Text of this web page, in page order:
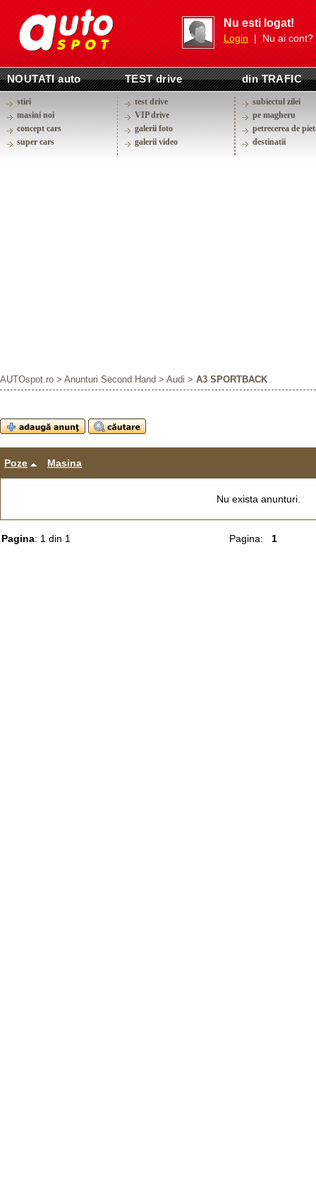
Nu esti logat!
Login| Nu ai cont?
NOUTATI auto TEST drive din TRAFIC
stiri
masini noi
concept cars
super cars
test drive
VIP drive
galerii foto
galerii video
subiectul zilei
pe magheru
petrecerea de
destinatii
AUTOspot.ro > Anunturi Second Hand > Audi > A3 SPORTBACK
Poze Masina
Nu exista anunturi.
Pagina: 1 din 1 Pagina: 1